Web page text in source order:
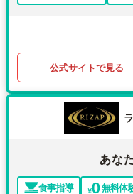
公式サイトで見る
あな
食事指導 無料体